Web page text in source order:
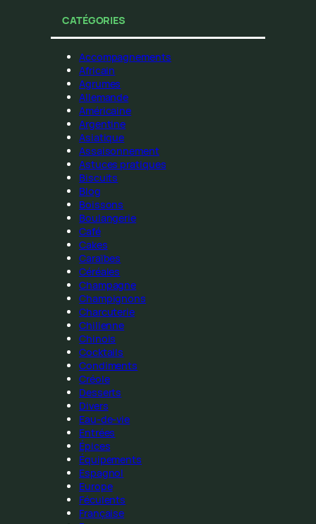
CATÉGORIES
Accompagnements
Africain
Agrumes
Allemande
Américaine
Argentine
Asiatique
Assaisonnement
Astuces pratiques
Biscuits
Blog
Boissons
Boulangerie
Café
Cakes
Caraïbes
Céréales
Champagne
Champignons
Charcuterie
Chilienne
Chinois
Cocktails
Condiments
Créole
Desserts
Divers
Eau-de-vie
Entrées
Épices
Équipements
Espagnol
Europe
Féculents
Française